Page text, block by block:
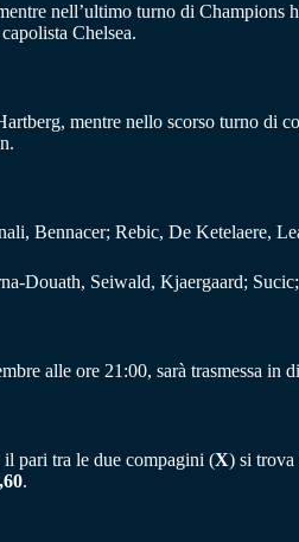
nell’ultimo turno di
Chelsea.
mentre nello scorso turno di
Bennacer; Rebic, De Ketelaere,
Douath, Seiwald, Kjaergaard;
alle ore 21:00, sarà trasmessa in
il pari tra le due compagini (X) si trova
.